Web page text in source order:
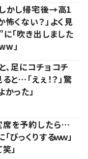
かし帰宅後→高1
くない？」よく見
「吹き出しました
」
、足にコチョコチ
と…「えぇ！？」驚
った」
を予約したら…
っくりするｗｗ」
」